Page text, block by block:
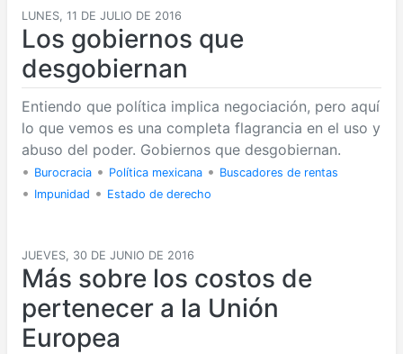
LUNES, 11 DE JULIO DE 2016
Los gobiernos que
desgobiernan
Entiendo que política implica negociación, pero aquí
lo que vemos es una completa flagrancia en el uso y
abuso del poder. Gobiernos que desgobiernan.
• Burocracia • Política mexicana • Buscadores de rentas
• Impunidad • Estado de derecho
JUEVES, 30 DE JUNIO DE 2016
Más sobre los costos de
pertenecer a la Unión
Europea